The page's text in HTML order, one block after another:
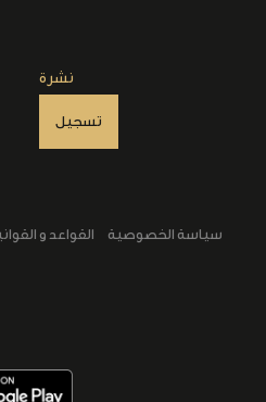
نشرة
تسجيل
القواعد و
سياسة الخصوصية